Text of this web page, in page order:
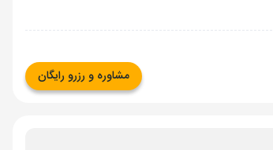
مشاوره و رزرو رایگان